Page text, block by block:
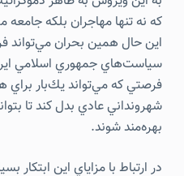
كه نه تنها مهاجران بلكه جامعه
اين حال همين بحران مي‌تواند
سياست‌هاي جمهوري اسلامي
فرصتي كه مي‌تواند يك‌بار براي
شهرونداني عادي بدل كند تا
بهره‌مند شوند.
در ارتباط با مزاياي اين ابتكار